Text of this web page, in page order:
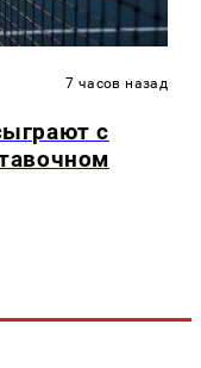
7 часов назад
с